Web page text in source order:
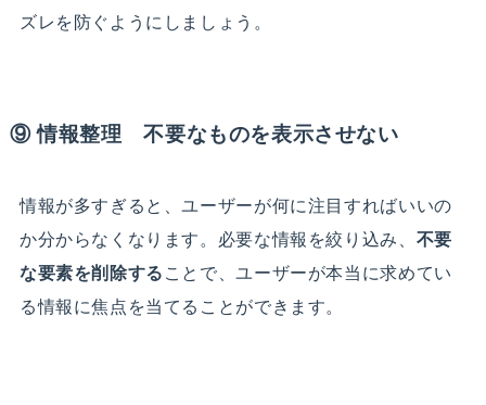
ズレを防ぐようにしましょう。
⑨ 情報整理 不要なものを表示させない
情報が多すぎると、ユーザーが何に注目すればいいの
か分からなくなります。必要な情報を絞り込み、 不要
な要素を削除する ことで、ユーザーが本当に求めてい
る情報に焦点を当てることができます。